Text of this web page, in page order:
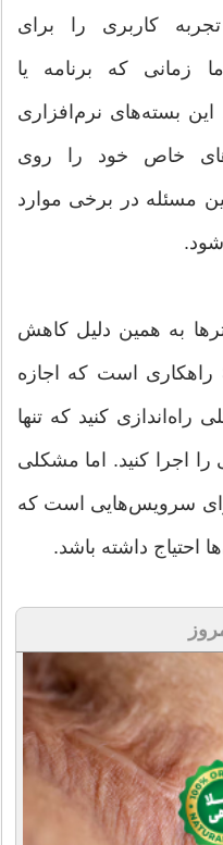
کاربری را برای
زمانی که برنامه یا
بسته‌های نرم‌افزاری
خاص خود را روی
مسئله در برخی موارد
به همین دلیل کاهش
پیدا می‌کند. گزینه Safe Mode راهکاری است که اجازه
کنید که تنها
اجرا کنید. اما مشکلی
سرویس‌هایی است که
داشته باشد.